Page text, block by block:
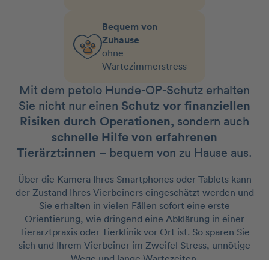
Bequem von
Zuhause
ohne
Wartezimmerstress
Mit dem petolo Hunde-OP-Schutz erhalten
Sie nicht nur einen Schutz vor finanziellen
Risiken durch Operationen, sondern auch
schnelle Hilfe von erfahrenen
Tierärzt:innen – bequem von zu Hause aus.
Über die Kamera Ihres Smartphones oder Tablets kann
der Zustand Ihres Vierbeiners eingeschätzt werden und
Sie erhalten in vielen Fällen sofort eine erste
Orientierung, wie dringend eine Abklärung in einer
Tierarztpraxis oder Tierklinik vor Ort ist. So sparen Sie
sich und Ihrem Vierbeiner im Zweifel Stress, unnötige